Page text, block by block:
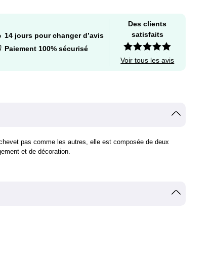
14 jours pour changer d’avis
Paiement 100% sécurisé
Des clients
satisfaits
Voir tous les avis
pas comme les autres, elle est composée de deux
et de décoration.